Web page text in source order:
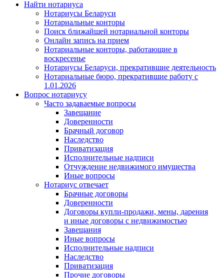
Найти нотариуса
Нотариусы Беларуси
Нотариальные конторы
Поиск ближайшей нотариальной конторы
Онлайн запись на прием
Нотариальные конторы, работающие в
воскресенье
Нотариусы Беларуси, прекратившие деятельность
Нотариальные бюро, прекратившие работу с
1.01.2026
Вопрос нотариусу
Часто задаваемые вопросы
Завещание
Доверенности
Брачный договор
Наследство
Приватизация
Исполнительные надписи
Отчуждение недвижимого имущества
Иные вопросы
Нотариус отвечает
Брачные договоры
Доверенности
Договоры купли-продажи, мены, дарения
и иные договоры с недвижимостью
Завещания
Иные вопросы
Исполнительные надписи
Наследство
Приватизация
Прочие договоры